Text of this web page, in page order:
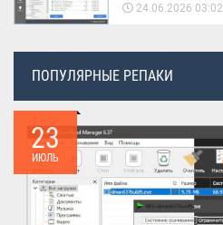
24.06.2026 03:02
ПОПУЛЯРНЫЕ РЕПАКИ
23
ИЮЛЬ